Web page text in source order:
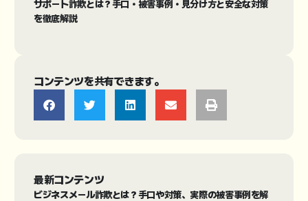
サポート詐欺とは？手口・被害事例・見分け方と安全な対策
を徹底解説
コンテンツを共有できます。
最新コンテンツ
ビジネスメール詐欺とは？手口や対策、実際の被害事例を解